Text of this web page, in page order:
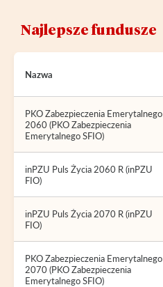
Najlepsze fundusze
Nazwa
PKO Zabezpieczenia Emerytalnego
2060 (PKO Zabezpieczenia
Emerytalnego SFIO)
inPZU Puls Życia 2060 R (inPZU
FIO)
inPZU Puls Życia 2070 R (inPZU
FIO)
PKO Zabezpieczenia Emerytalnego
2070 (PKO Zabezpieczenia
Emerytalnego SFIO)